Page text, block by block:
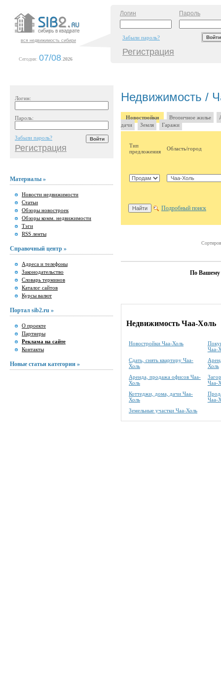
вся недвижимость сибири
Сегодня: 07/08 2026
Логин Пароль
Забыли пароль?
Регистрация
Логин:
Пароль:
Забыли пароль?
Регистрация
Материалы »
Новости недвижимости
Статьи
Обзоры новостроек
Обзоры комм. недвижимости
Тэги
RSS ленты
Справочный центр »
Адреса и телефоны
Законодательство
Словарь терминов
Каталог сайтов
Курсы валют
Портал sib2.ru »
О проекте
Партнеры
Реклама на сайте
Контакты
Новые статьи категории »
Недвижимость /
Новостройки Вторичное жилье
дачи
Земля Гаражи
Тип
предложения
Область/город
Подробный поиск
По Вашему
Недвижимость Чаа-Холь
Новостройки Чаа-Холь
Чаа-
Сдать, снять квартиру Чаа-
Холь
Холь
Аренда, продажа офисов Чаа-
Холь
Чаа-
Коттеджи, дома, дачи Чаа-
Холь
Чаа-
Земельные участки Чаа-Холь